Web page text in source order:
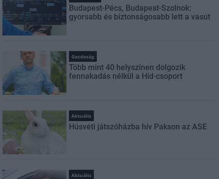
Budapest-Pécs, Budapest-Szolnok:
gyorsabb és biztonságosabb lett a vasút
Gazdaság
Több mint 40 helyszínen dolgozik
fennakadás nélkül a Híd-csoport
Aktuális
Húsvéti játszóházba hív Pakson az ASE
Aktuális